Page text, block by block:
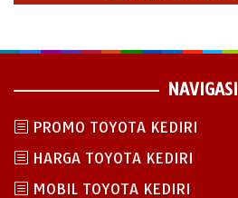
NAVIGASI
PROMO TOYOTA KEDIRI
HARGA TOYOTA KEDIRI
MOBIL TOYOTA KEDIRI